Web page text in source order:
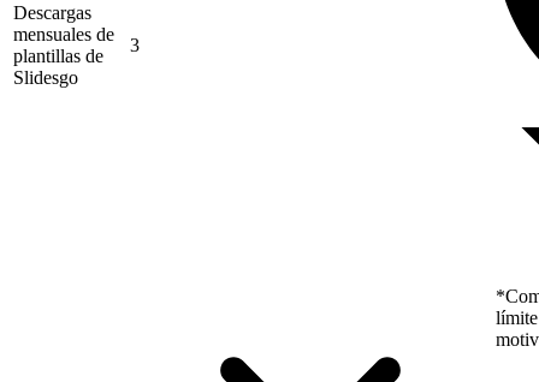
Descargas
mensuales de
plantillas de
Slidesgo
3
límite